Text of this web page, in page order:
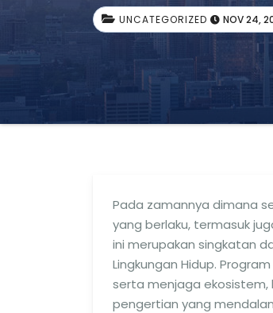
UNCATEGORIZED NOV 24,
Pada zamannya dimana
yang berlaku, termasuk
ini merupakan singkatan
Lingkungan Hidup.
serta menjaga ekosistem,
pengertian yang